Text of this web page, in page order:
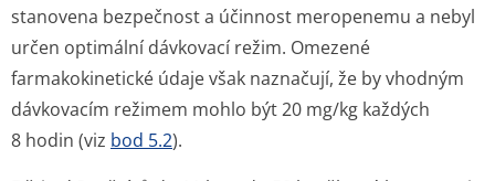
stanovena bezpečnost a účinnost meropenemu a nebyl
určen optimální dávkovací režim. Omezené
farmakokinetické údaje však naznačují, že by vhodným
dávkovacím režimem mohlo být 20 mg/kg každých
8 hodin (viz bod 5.2).